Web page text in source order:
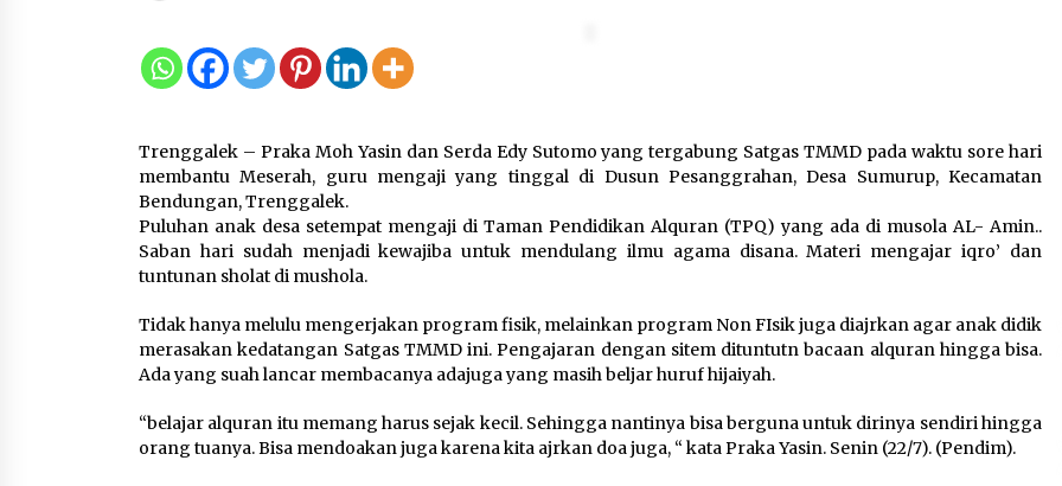
200 Pohon Cabai Dukung
Program Ketahanan Pangan
KKM Universitas Bina Bangsa
Kelompok 83 Laksanakan
Pendampingan Pembuatan
Spanduk Sebagai Upaya
Memperkuat Pemasaran
6 Agustus 2026
Jaga Kebugaran Petugas,
Gelar Cek Kesehatan Gratis
dan Skrining TB Lanjutan
Dikunjungi PWI, Wawan Fauzi:
Peran Media Bisa Berdampak
Besar hingga Fatal
Kejari Kota Tangerang
Bongkar Korupsi Rp5,49
Miliar: Sewa Pesawat Fiktif,
Eks VP Angkasa Pura Kargo
Trenggalek – Praka Moh Yasin dan Serda Edy Sutomo yang tergabung Satgas TMMD pada waktu sore hari
membantu Meserah, guru mengaji yang tinggal di Dusun Pesanggrahan, Desa Sumurup, Kecamatan
Bendungan, Trenggalek.
Puluhan anak desa setempat mengaji di Taman Pendidikan Alquran (TPQ) yang ada di musola AL- Amin..
Saban hari sudah menjadi kewajiba untuk mendulang ilmu agama disana. Materi mengajar iqro’ dan
tuntunan sholat di mushola.
Tidak hanya melulu mengerjakan program fisik, melainkan program Non FIsik juga diajrkan agar anak didik
merasakan kedatangan Satgas TMMD ini. Pengajaran dengan sitem dituntutn bacaan alquran hingga bisa.
Ada yang suah lancar membacanya adajuga yang masih beljar huruf hijaiyah.
“belajar alquran itu memang harus sejak kecil. Sehingga nantinya bisa berguna untuk dirinya sendiri hingga
orang tuanya. Bisa mendoakan juga karena kita ajrkan doa juga, “ kata Praka Yasin. Senin (22/7). (Pendim).